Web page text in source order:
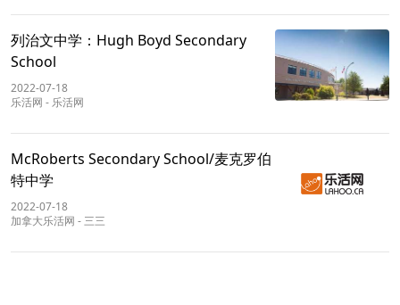
列治文中学：Hugh Boyd Secondary
School
2022-07-18
乐活网 - 乐活网
McRoberts Secondary School/麦克罗伯
特中学
2022-07-18
加拿大乐活网 - 三三